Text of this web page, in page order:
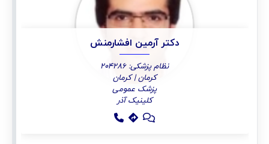
دکتر آرمین افشارمنش
نظام پزشکی: 204286
کرمان | کرمان
پزشک عمومی
کلینیک آذر